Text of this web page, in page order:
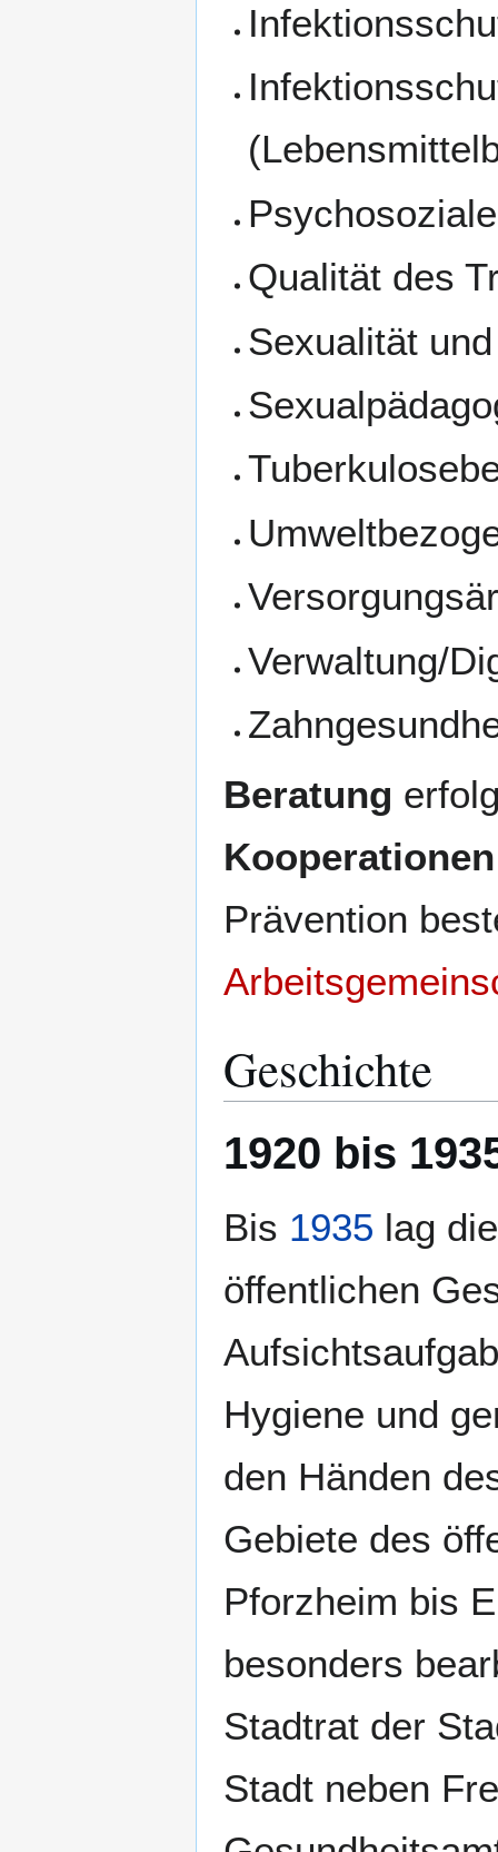
Qualität des
Sexualität
Verwaltung/
Beratung
Kooperationen
Prävention
Geschichte
1920 bis
Bis 1935 lag
öffentlichen
Hygiene und
den Händen
Gebiete des
Pforzheim bis
besonders
Stadtrat der
Stadt neben